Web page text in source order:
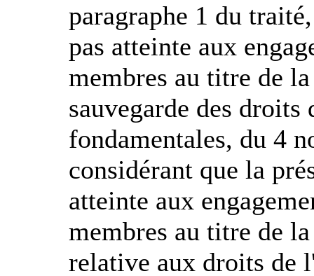
paragraphe 1 du
pas atteinte aux
membres au titre de
sauvegarde des
fondamentales, du 4
considérant que la
atteinte aux
membres au titre de
relative aux droits de